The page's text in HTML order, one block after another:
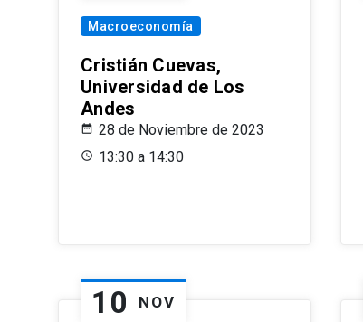
Macroeconomía
Cristián Cuevas,
Universidad de Los
Andes
28 de Noviembre de 2023
13:30 a 14:30
10 NOV